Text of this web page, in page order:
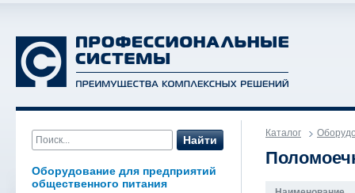
Найти
Оборудование для предприятий
общественного питания
Каталог